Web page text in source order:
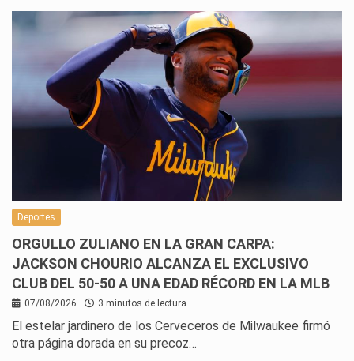
Deportes
ORGULLO ZULIANO EN LA GRAN CARPA:
JACKSON CHOURIO ALCANZA EL EXCLUSIVO
CLUB DEL 50-50 A UNA EDAD RÉCORD EN LA MLB
07/08/2026 3 minutos de lectura
El estelar jardinero de los Cerveceros de Milwaukee firmó
otra página dorada en su precoz…